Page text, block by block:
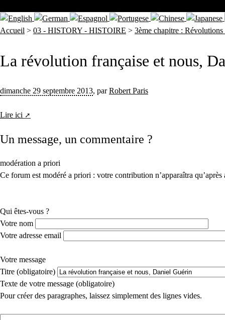
Accueil > 03 - HISTORY - HISTOIRE > 3ème chapitre :
La révolution française et nous,
dimanche 29 septembre 2013, parRobert Paris
Lire ici
Un message, un commentaire ?
modération a priori
Ce forum est modéré a priori : votre contribution n’apparaîtra qu’après
Qui êtes-vous ?
Votre nom
Votre adresse email
Votre message
Titre (obligatoire)
Texte de votre message (obligatoire)
Pour créer des paragraphes, laissez simplement des lignes vides.